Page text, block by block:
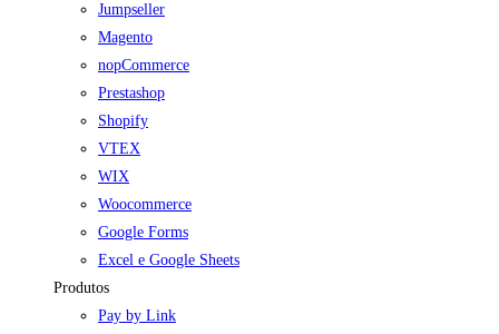
Jumpseller
Magento
nopCommerce
Prestashop
Shopify
VTEX
WIX
Woocommerce
Google Forms
Excel e Google Sheets
Produtos
Pay by Link